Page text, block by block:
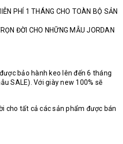
PHÍ 1 THÁNG CHO TOÀN BỘ SẢN
ĐỜI CHO NHỮNG MẪU JORDAN
bảo hành keo lên đến 6 tháng
SALE). Với giày new 100% sẽ
cho tất cả các sản phẩm được bán